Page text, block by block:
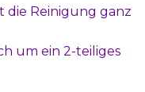
die Reinigung ganz
um ein 2-teiliges